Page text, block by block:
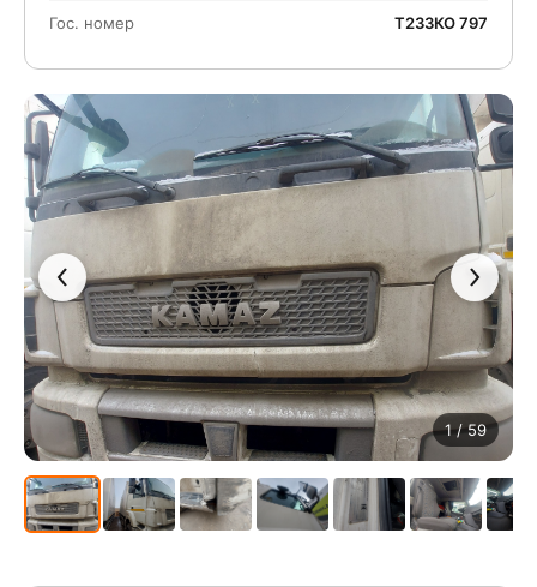
1/ 59
Гос. номер Т233КО 797